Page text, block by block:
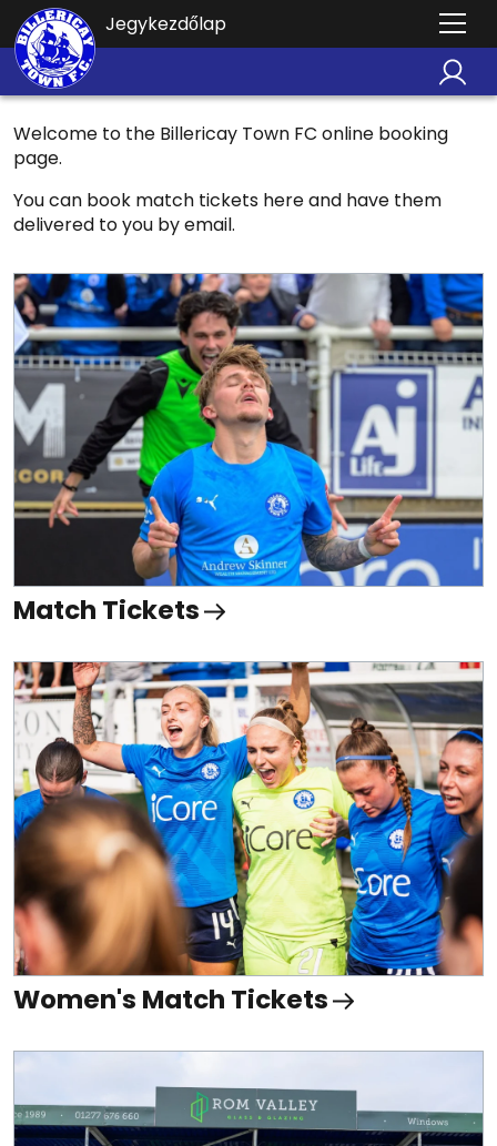
Jegykezdőlap
Welcome to the Billericay Town FC online booking
page.
You can book match tickets here and have them
delivered to you by email.
Match Tickets
Women's Match Tickets